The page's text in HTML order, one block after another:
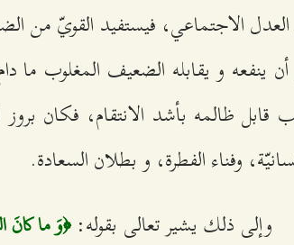
الاجتماعي، فيستفيد القويّ من
ينفعه و يقابله الضعيف المغلوب ما
قابل ظالمه بأشد الانتقام، فكان
وفناء الفطرة، و بطلان السعادة.
وإلى ذلك يشير تعالى بقوله: ﴿وَ ما كانَ